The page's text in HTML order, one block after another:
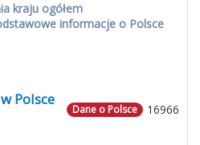
kraju ogółem
informacje o Polsce
16966
Dane o Polsce
Polsce